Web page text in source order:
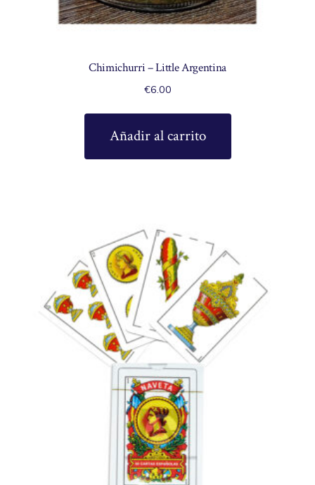
Chimichurri – Little Argentina
€6.00
Añadir al carrito